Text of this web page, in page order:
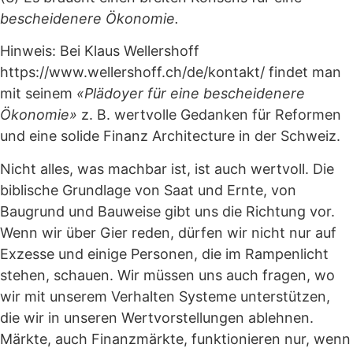
bescheidenere Ökonomie.
Hinweis: Bei Klaus Wellershoff
https://www.wellershoff.ch/de/kontakt/ findet man
mit seinem «Plädoyer für eine bescheidenere
Ökonomie» z. B. wertvolle Gedanken für Reformen
und eine solide Finanz Architecture in der Schweiz.
Nicht alles, was machbar ist, ist auch wertvoll. Die
biblische Grundlage von Saat und Ernte, von
Baugrund und Bauweise gibt uns die Richtung vor.
Wenn wir über Gier reden, dürfen wir nicht nur auf
Exzesse und einige Personen, die im Rampenlicht
stehen, schauen. Wir müssen uns auch fragen, wo
wir mit unserem Verhalten Systeme unterstützen,
die wir in unseren Wertvorstellungen ablehnen.
Märkte, auch Finanzmärkte, funktionieren nur, wenn